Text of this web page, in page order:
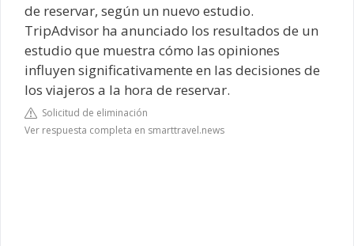
de reservar, según un nuevo estudio.
TripAdvisor ha anunciado los resultados de un
estudio que muestra cómo las opiniones
influyen significativamente en las decisiones de
los viajeros a la hora de reservar.
Solicitud de eliminación
Ver respuesta completa en smarttravel.news